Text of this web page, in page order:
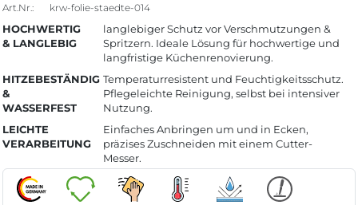
Art.Nr.: krw-folie-staedte-014
HOCHWERTIG
& LANGLEBIG
langlebiger Schutz vor Verschmutzungen &
Spritzern. Ideale Lösung für hochwertige und
langfristige Küchenrenovierung.
HITZEBESTÄNDIG
&
WASSERFEST
Temperaturresistent und Feuchtigkeitsschutz.
Pflegeleichte Reinigung, selbst bei intensiver
Nutzung.
LEICHTE
VERARBEITUNG
Einfaches Anbringen um und in Ecken,
präzises Zuschneiden mit einem Cutter-
Messer.